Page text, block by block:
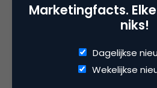
mgvandenbroek
@Frank: Nog nooit van
Marketingfacts.
niks!
Dagelijkse
Wekelijkse